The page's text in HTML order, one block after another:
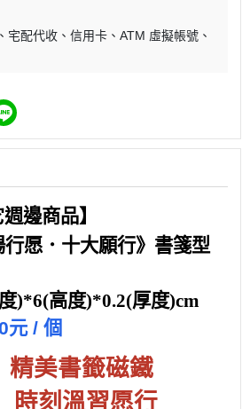
宅配代收 信用卡
ATM 虛擬帳號
邊商品】
行愿．十大願行》書箋型
)*6(高度)*0.2(厚度)cm
/ 個
精美書籤磁鐵
刻溫習愿行